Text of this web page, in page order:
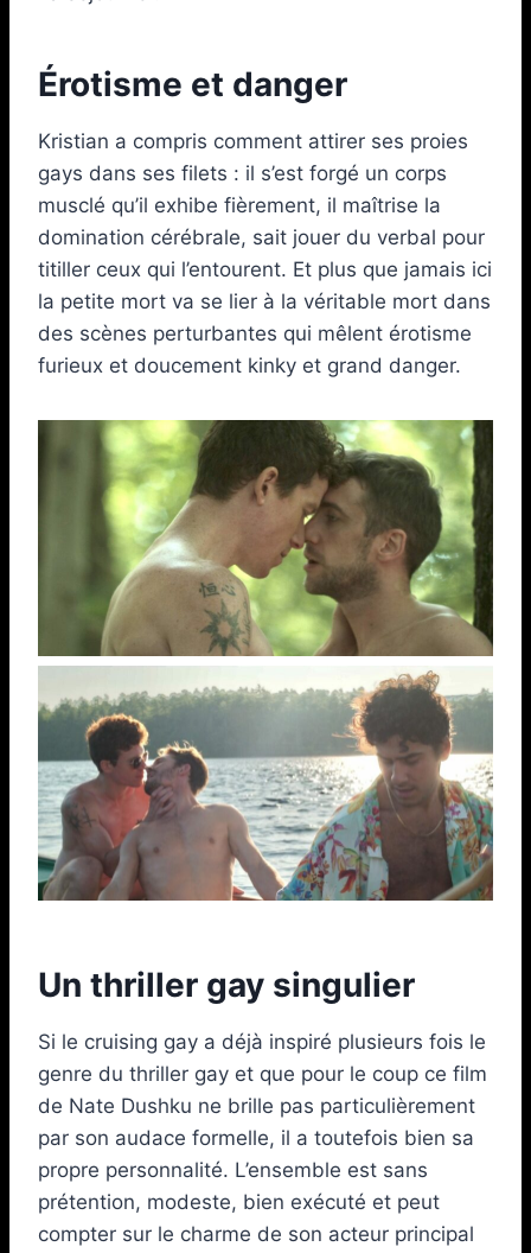
Érotisme et danger
Kristian a compris comment attirer ses proies
gays dans ses filets : il s’est forgé un corps
musclé qu’il exhibe fièrement, il maîtrise la
domination cérébrale, sait jouer du verbal pour
titiller ceux qui l’entourent. Et plus que jamais ici
la petite mort va se lier à la véritable mort dans
des scènes perturbantes qui mêlent érotisme
furieux et doucement kinky et grand danger.
Un thriller gay singulier
Si le cruising gay a déjà inspiré plusieurs fois le
genre du thriller gay et que pour le coup ce film
de Nate Dushku ne brille pas particulièrement
par son audace formelle, il a toutefois bien sa
propre personnalité. L’ensemble est sans
prétention, modeste, bien exécuté et peut
compter sur le charme de son acteur principal